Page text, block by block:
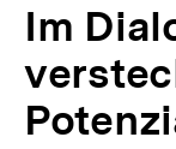
Material
Im